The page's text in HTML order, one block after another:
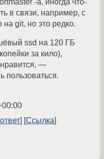
-a, иногда что-
в связи, например, с
git, но это редко.
ssd на 120 ГБ
за кило),
—
пользоваться.
Ссылка